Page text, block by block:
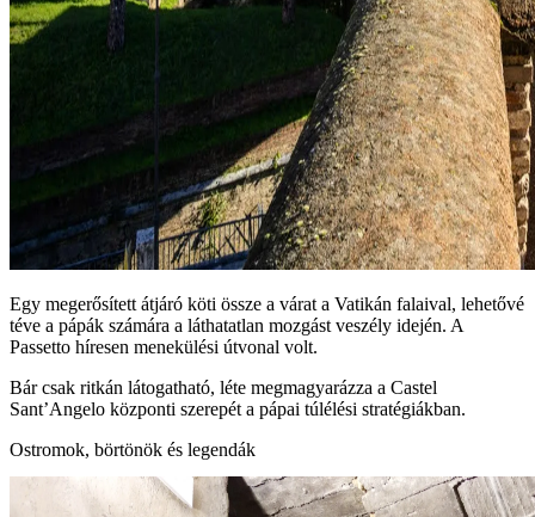
Egy megerősített átjáró köti össze a várat a Vatikán falaival, lehetővé
téve a pápák számára a láthatatlan mozgást veszély idején. A
Passetto híresen menekülési útvonal volt.
Bár csak ritkán látogatható, léte megmagyarázza a Castel
Sant’Angelo központi szerepét a pápai túlélési stratégiákban.
Ostromok, börtönök és legendák